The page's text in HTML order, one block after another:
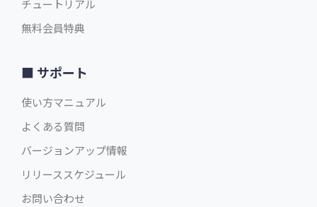
チュートリアル
無料会員特典
サポート
使い方マニュアル
よくある質問
バージョンアップ情報
リリーススケジュール
お問い合わせ